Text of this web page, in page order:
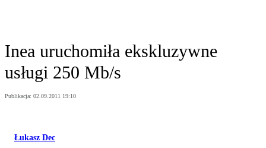
Inea uruchomiła ekskluzywne
usługi 250 Mb/s
Publikacja: 02.09.2011 19:10
Łukasz Dec